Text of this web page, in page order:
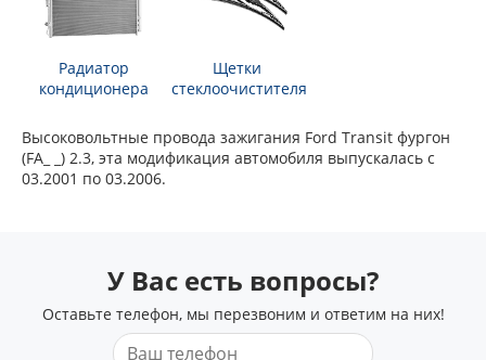
Радиатор
кондиционера
Щетки
стеклоочистителя
Высоковольтные провода зажигания Ford Transit фургон
(FA_ _) 2.3, эта модификация автомобиля выпускалась с
03.2001 по 03.2006.
У Вас есть вопросы?
Оставьте телефон, мы перезвоним и ответим на них!